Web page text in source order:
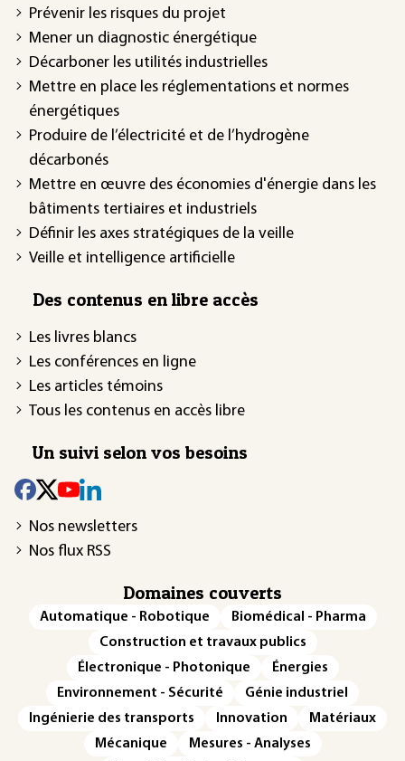
Prévenir les risques du projet
Mener un diagnostic énergétique
Décarboner les utilités industrielles
Mettre en place les réglementations et normes
énergétiques
Produire de l’électricité et de l’hydrogène
décarbonés
Mettre en œuvre des économies d'énergie dans les
bâtiments tertiaires et industriels
Définir les axes stratégiques de la veille
Veille et intelligence artificielle
Des contenus en libre accès
Les livres blancs
Les conférences en ligne
Les articles témoins
Tous les contenus en accès libre
Un suivi selon vos besoins
Nos newsletters
Nos flux RSS
Domaines couverts
Automatique - Robotique
Biomédical - Pharma
Construction et travaux publics
Électronique - Photonique
Énergies
Environnement - Sécurité
Génie industriel
Ingénierie des transports
Innovation
Matériaux
Mécanique
Mesures - Analyses